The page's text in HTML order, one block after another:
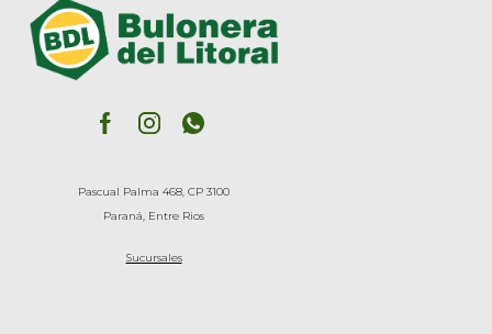
Pascual Palma 468, CP 3100
Paraná, Entre Rios
Sucursales